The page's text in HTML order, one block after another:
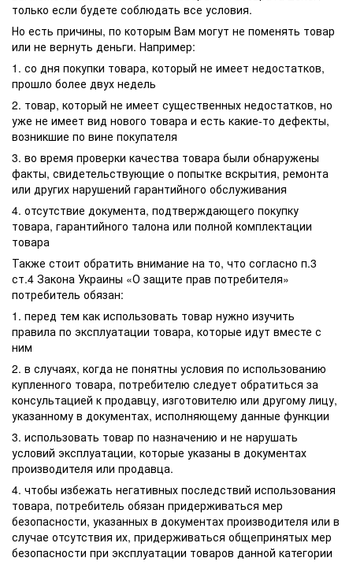
только если будете соблюдать все условия.
Но есть причины, по которым Вам могут не поменять товар
или не вернуть деньги. Например:
1. со дня покупки товара, который не имеет недостатков,
прошло более двух недель
2. товар, который не имеет существенных недостатков, но
уже не имеет вид нового товара и есть какие-то дефекты,
возникшие по вине покупателя
3. во время проверки качества товара были обнаружены
факты, свидетельствующие о попытке вскрытия, ремонта
или других нарушений гарантийного обслуживания
4. отсутствие документа, подтверждающего покупку
товара, гарантийного талона или полной комплектации
товара
Также стоит обратить внимание на то, что согласно п.3
ст.4 Закона Украины «О защите прав потребителя»
потребитель обязан:
1. перед тем как использовать товар нужно изучить
правила по эксплуатации товара, которые идут вместе с
ним
2. в случаях, когда не понятны условия по использованию
купленного товара, потребителю следует обратиться за
консультацией к продавцу, изготовителю или другому лицу,
указанному в документах, исполняющему данные функции
3. использовать товар по назначению и не нарушать
условий эксплуатации, которые указаны в документах
производителя или продавца.
4. чтобы избежать негативных последствий использования
товара, потребитель обязан придерживаться мер
безопасности, указанных в документах производителя или в
случае отсутствия их, придерживаться общепринятых мер
безопасности при эксплуатации товаров данной категории